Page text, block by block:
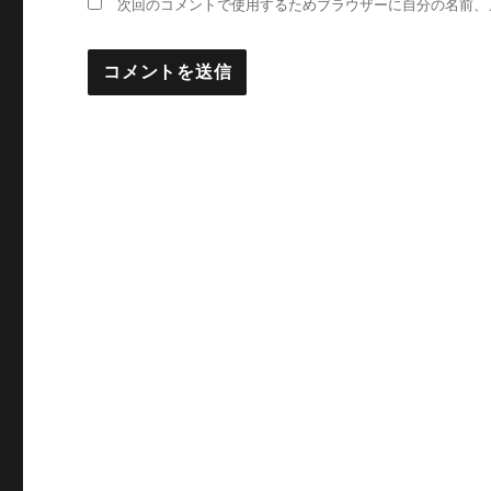
次回のコメントで使用するためブラウザーに自分の名前